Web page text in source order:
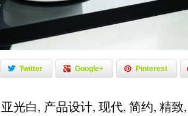
Twitter Google+ Pinterest
亚光白, 产品设计, 现代, 简约, 精致